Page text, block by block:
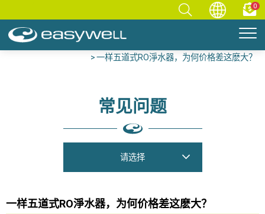
0
一样五道式RO淨水器，为何价格差这麽大？
常见问题
请选择
一样五道式RO淨水器，为何价格差这麽大？